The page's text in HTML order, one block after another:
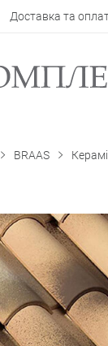
Доставка та
BRAAS